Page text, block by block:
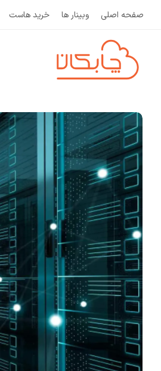
صفحه اصلی وبینار ها خرید هاست
و
ب
ل
ا
گ
چ
ا
ب
ک
ا
ن